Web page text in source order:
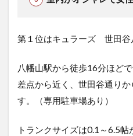
第１位はキュラーズ 世田谷
八幡山駅から徒歩16分ほど
差点から近く、世田谷通り
す。（専用駐車場あり）
トランクサイズは0.1～6.5